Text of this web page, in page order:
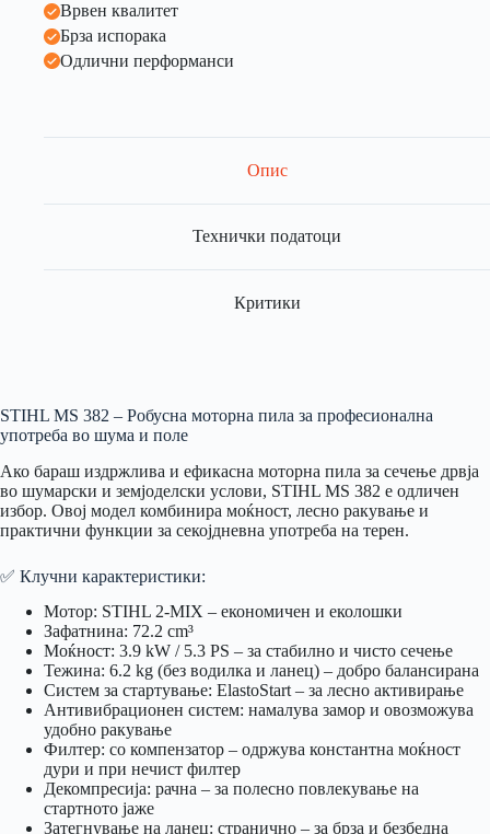
Врвен квалитет
Брза испорака
Одлични перформанси
Опис
Технички податоци
Критики
STIHL MS 382 – Робусна моторна пила за професионална
употреба во шума и поле
Ако бараш издржлива и ефикасна моторна пила за сечење дрвја
во шумарски и земјоделски услови, STIHL MS 382 е одличен
избор. Овој модел комбинира моќност, лесно ракување и
практични функции за секојдневна употреба на терен.
✅ Клучни карактеристики:
Мотор: STIHL 2-MIX – економичен и еколошки
Зафатнина: 72.2 cm³
Моќност: 3.9 kW / 5.3 PS – за стабилно и чисто сечење
Тежина: 6.2 kg (без водилка и ланец) – добро балансирана
Систем за стартување: ElastoStart – за лесно активирање
Антивибрационен систем: намалува замор и овозможува
удобно ракување
Филтер: со компензатор – одржува константна моќност
дури и при нечист филтер
Декомпресија: рачна – за полесно повлекување на
стартното јаже
Затегнување на ланец: странично – за брза и безбедна